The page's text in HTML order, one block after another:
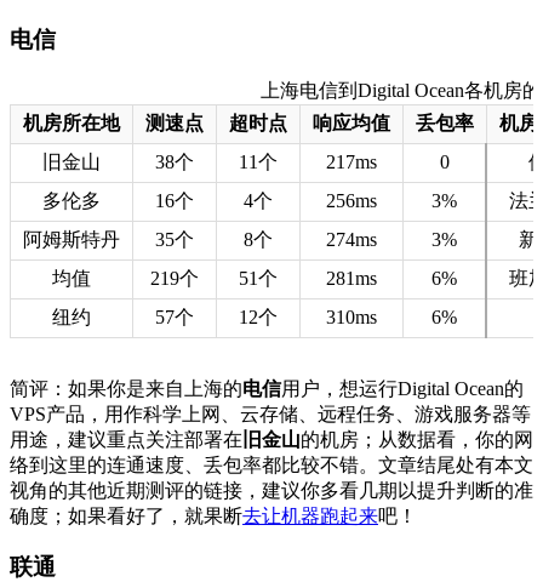
电信
上海电信到Digital Ocean各机房
机房所在地
测速点 超时点 响应均值 丢包率
机房
旧金山
38个 11个 217ms 0
多伦多
16个 4个 256ms 3%
法
阿姆斯特丹
35个 8个 274ms 3%
新
均值
219个 51个 281ms 6%
班
纽约
57个 12个 310ms 6%
简评：如果你是来自上海的电信用户，想运行Digital Ocean的
VPS产品，用作科学上网、云存储、远程任务、游戏服务器等
用途，建议重点关注部署在 旧金山的机房；从数据看，你的网
络到这里的连通速度、丢包率都比较不错。文章结尾处有本文
视角的其他近期测评的链接，建议你多看几期以提升判断的准
确度；如果看好了，就果断去让机器跑起来吧！
联通